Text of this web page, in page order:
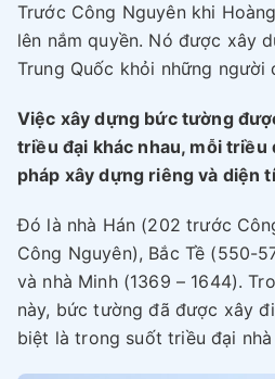
Trước Công Nguyên khi
lên nắm quyền. Nó được xây
Trung Quốc khỏi những người
Việc xây dựng bức tường
triều đại khác nhau, mỗi triều
pháp xây dựng riêng và diện
Đó là nhà Hán (202 trước
Công Nguyên), Bắc Tề (550-
và nhà Minh (1369 – 1644).
này, bức tường đã được xây
biệt là trong suốt triều đại nhà